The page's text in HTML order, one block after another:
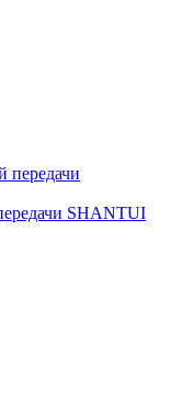
SHANTUI